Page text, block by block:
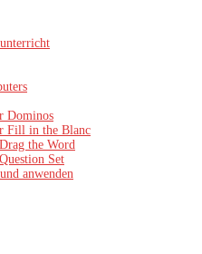
Dominos
Fill in the Blanc
the Word
Set
anwenden